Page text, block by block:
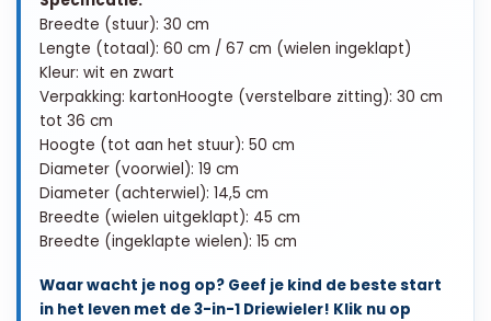
Breedte (stuur): 30 cm
Lengte (totaal): 60 cm / 67 cm (wielen ingeklapt)
Kleur: wit en zwart
Verpakking: kartonHoogte (verstelbare zitting): 30 cm
tot 36 cm
Hoogte (tot aan het stuur): 50 cm
Diameter (voorwiel): 19 cm
Diameter (achterwiel): 14,5 cm
Breedte (wielen uitgeklapt): 45 cm
Breedte (ingeklapte wielen): 15 cm
Waar wacht je nog op? Geef je kind de beste start
in het leven met de 3-in-1 Driewieler! Klik nu op